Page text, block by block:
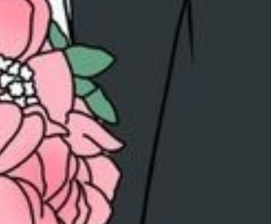
KIRIMKAN PESAN
Untuk Kedua
Mempelai
5 Comments